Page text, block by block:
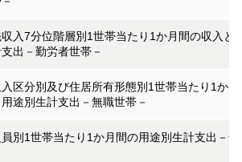
入7分位階層別1世帯当たり1か月間の収入と
出－勤労者世帯－
区分別及び住居所有形態別1世帯当たり1か月
途別生計支出－無職世帯－
別1世帯当たり1か月間の用途別生計支出－全